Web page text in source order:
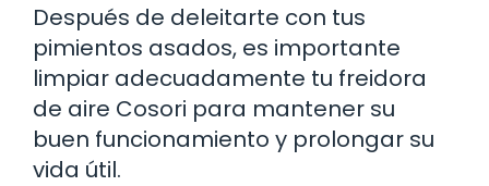
Después de deleitarte con tus
pimientos asados, es importante
limpiar adecuadamente tu freidora
de aire Cosori para mantener su
buen funcionamiento y prolongar su
vida útil.